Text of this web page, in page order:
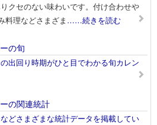
クセのない味わいです。付け合わせや
料理などさまざま ……続きを読む
の旬
出回り時期がひと目でわかる旬カレン
の関連統計
どさまざまな統計データを掲載してい